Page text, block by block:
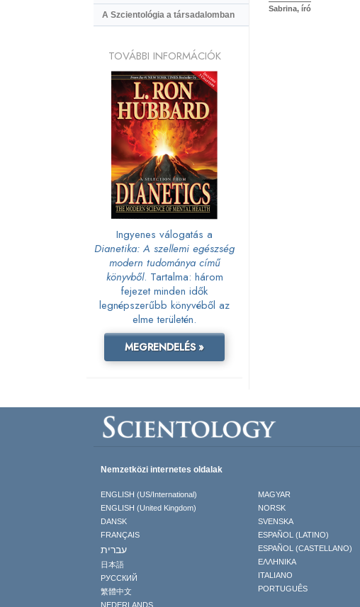
Sabrina, író
A Szcientológia a társadalomban
TOVÁBBI INFORMÁCIÓK
Ingyenes válogatás a
Dianetika: A szellemi egészség
modern tudománya című
könyvből. Tartalma: három
fejezet minden idők
legnépszerűbb könyvéből az
elme területén.
MEGRENDELÉS »
Nemzetközi internetes oldalak
ENGLISH (US/International)
ENGLISH (United Kingdom)
DANSK
FRANÇAIS
עברית
日本語
РУССКИЙ
繁體中文
NEDERLANDS
MAGYAR
NORSK
SVENSKA
ESPAÑOL (LATINO)
ESPAÑOL (CASTELLANO)
ΕΛΛΗΝΙΚA
ITALIANO
PORTUGUÊS